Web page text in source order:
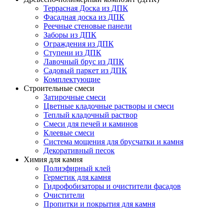
Террасная Доска из ДПК
Фасадная доска из ДПК
Реечные стеновые панели
Заборы из ДПК
Ограждения из ДПК
Ступени из ДПК
Лавочный брус из ДПК
Садовый паркет из ДПК
Комплектующие
Строительные смеси
Затирочные смеси
Цветные кладочные растворы и смеси
Теплый кладочный раствор
Смеси для печей и каминов
Клеевые смеси
Система мощения для брусчатки и камня
Декоративный песок
Химия для камня
Полиэфирный клей
Герметик для камня
Гидрофобизаторы и очистители фасадов
Очистители
Пропитки и покрытия для камня